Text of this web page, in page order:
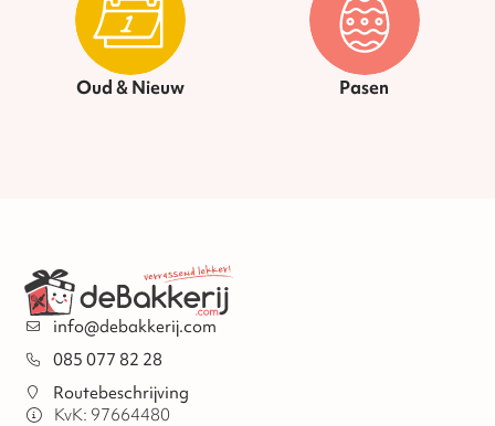
Oud & Nieuw Pasen
info@debakkerij.com
085 077 82 28
Routebeschrijving
KvK: 97664480